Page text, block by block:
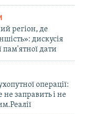
регіон, де
дискусія
пам'ятної дати
операції:
заправить і не